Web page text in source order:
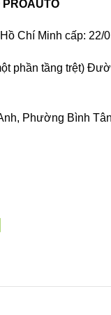
khẳng định vị thế
PPF có khả năng
PROAUTO
Chí Minh cấp: 22/
phần tầng trệt)
Phường Bình